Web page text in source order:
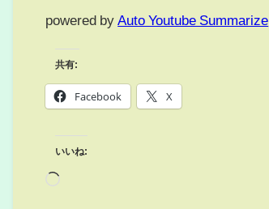
powered by Auto Youtube Summarize
共有:
Facebook X
いいね: